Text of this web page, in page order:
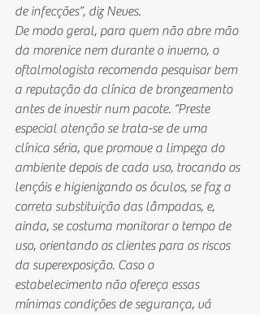
de infecções”, diz Neves.
De modo geral, para quem não abre mão
da morenice nem durante o inverno, o
oftalmologista recomenda pesquisar bem
a reputação da clínica de bronzeamento
antes de investir num pacote. “Preste
especial atenção se trata-se de uma
clínica séria, que promove a limpeza do
ambiente depois de cada uso, trocando os
lençóis e higienizando os óculos, se faz a
correta substituição das lâmpadas, e,
ainda, se costuma monitorar o tempo de
uso, orientando os clientes para os riscos
da superexposição. Caso o
estabelecimento não ofereça essas
mínimas condições de segurança, vá